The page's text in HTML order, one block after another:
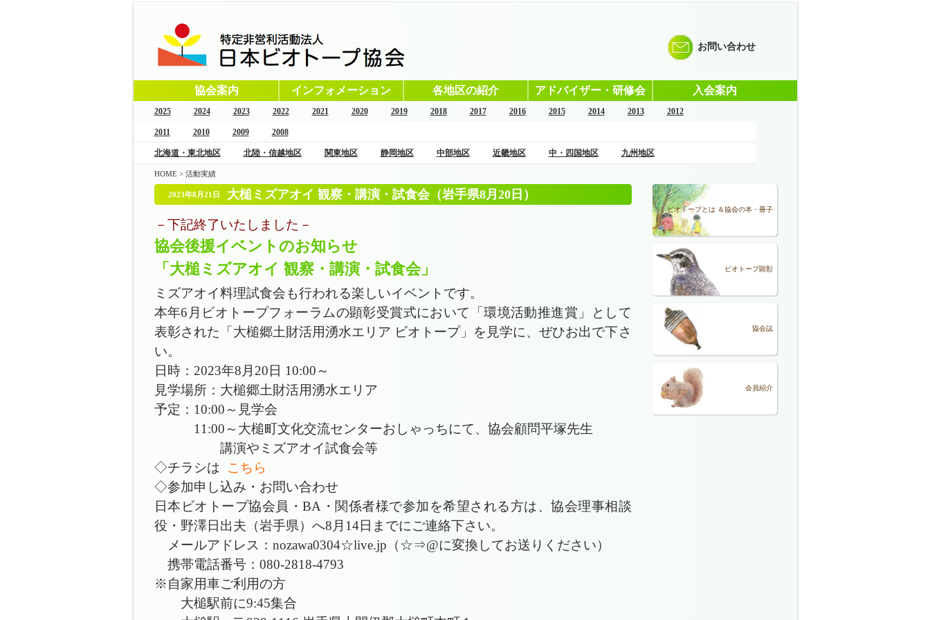
お問い合わせ
協会案内 インフォメーション 各地区の紹介 アドバイザー・研修会 入会案内
2025 2024 2023 2022 2021 2020 2019 2018 2017 2016 2015 2014 2013 2012
2011 2010 2009 2008
北海道・東北地区 北陸・信越地区 関東地区 静岡地区 中部地区 近畿地区 中・四国地区 九州地区
HOME> 活動実績
2023年8月21日 大槌ミズアオイ 観察・講演・試食会（岩手県8月20日）
－下記終了いたしました－
協会後援イベントのお知らせ
「大槌ミズアオイ 観察・講演・試食会」
ミズアオイ料理試食会も行われる楽しいイベントです。
本年6月ビオトープフォーラムの顕彰受賞式において「環境活動推進賞」として
表彰された 「大槌郷土財活用湧水エリア ビオトープ」を見学に、ぜひお出で下さ
い。
日時：2023年8月20日 10:00～
見学場所：大槌郷土財活用湧水エリア
予定：10:00～見学会
11:00～大槌町文化交流センターおしゃっちにて、協会顧問平塚先生
講演やミズアオイ試食会等
◇チラシは
こちら
◇参加申し込み・お問い合わせ
日本ビオトープ協会員・BA・関係者様で参加を希望される方は、協会理事相談
役・野澤日出夫（岩手県）へ8月14日までにご連絡下さい。
メールアドレス：nozawa0304☆live.jp（☆⇒@に変換してお送りください）
携帯電話番号：080-2818-4793
※自家用車ご利用の方
大槌駅前に9:45集合
ビオトープとは ＆協会の本・冊子
ビオトープ顕彰
協会誌
会員紹介